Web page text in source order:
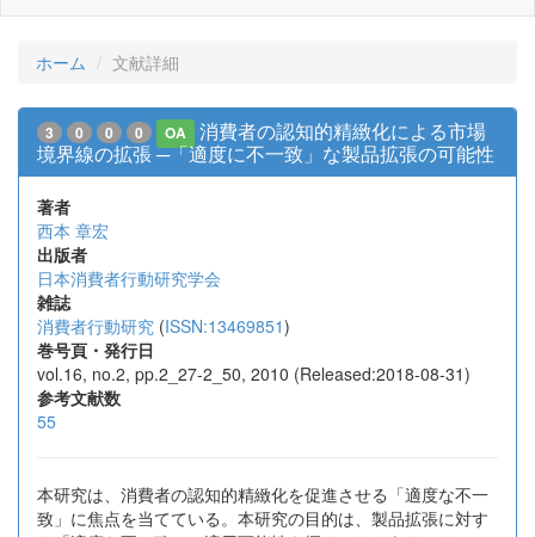
ホーム 文献詳細
3 0 0 0 OA
消費者の認知的精緻化による市場
境界線の拡張 ─「適度に不一致」な製品拡張の可能性
著者
西本 章宏
出版者
日本消費者行動研究学会
雑誌
消費者行動研究 (ISSN:13469851)
巻号頁・発行日
vol.16, no.2, pp.2_27-2_50, 2010 (Released:2018-08-31)
参考文献数
55
本研究は、消費者の認知的精緻化を促進させる「適度な不一
致」に焦点を当てている。本研究の目的は、製品拡張に対す